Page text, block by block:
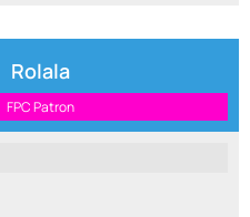
Rolala
FPC Patron